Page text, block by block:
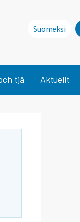
Suomeksi
tjä Aktuellt